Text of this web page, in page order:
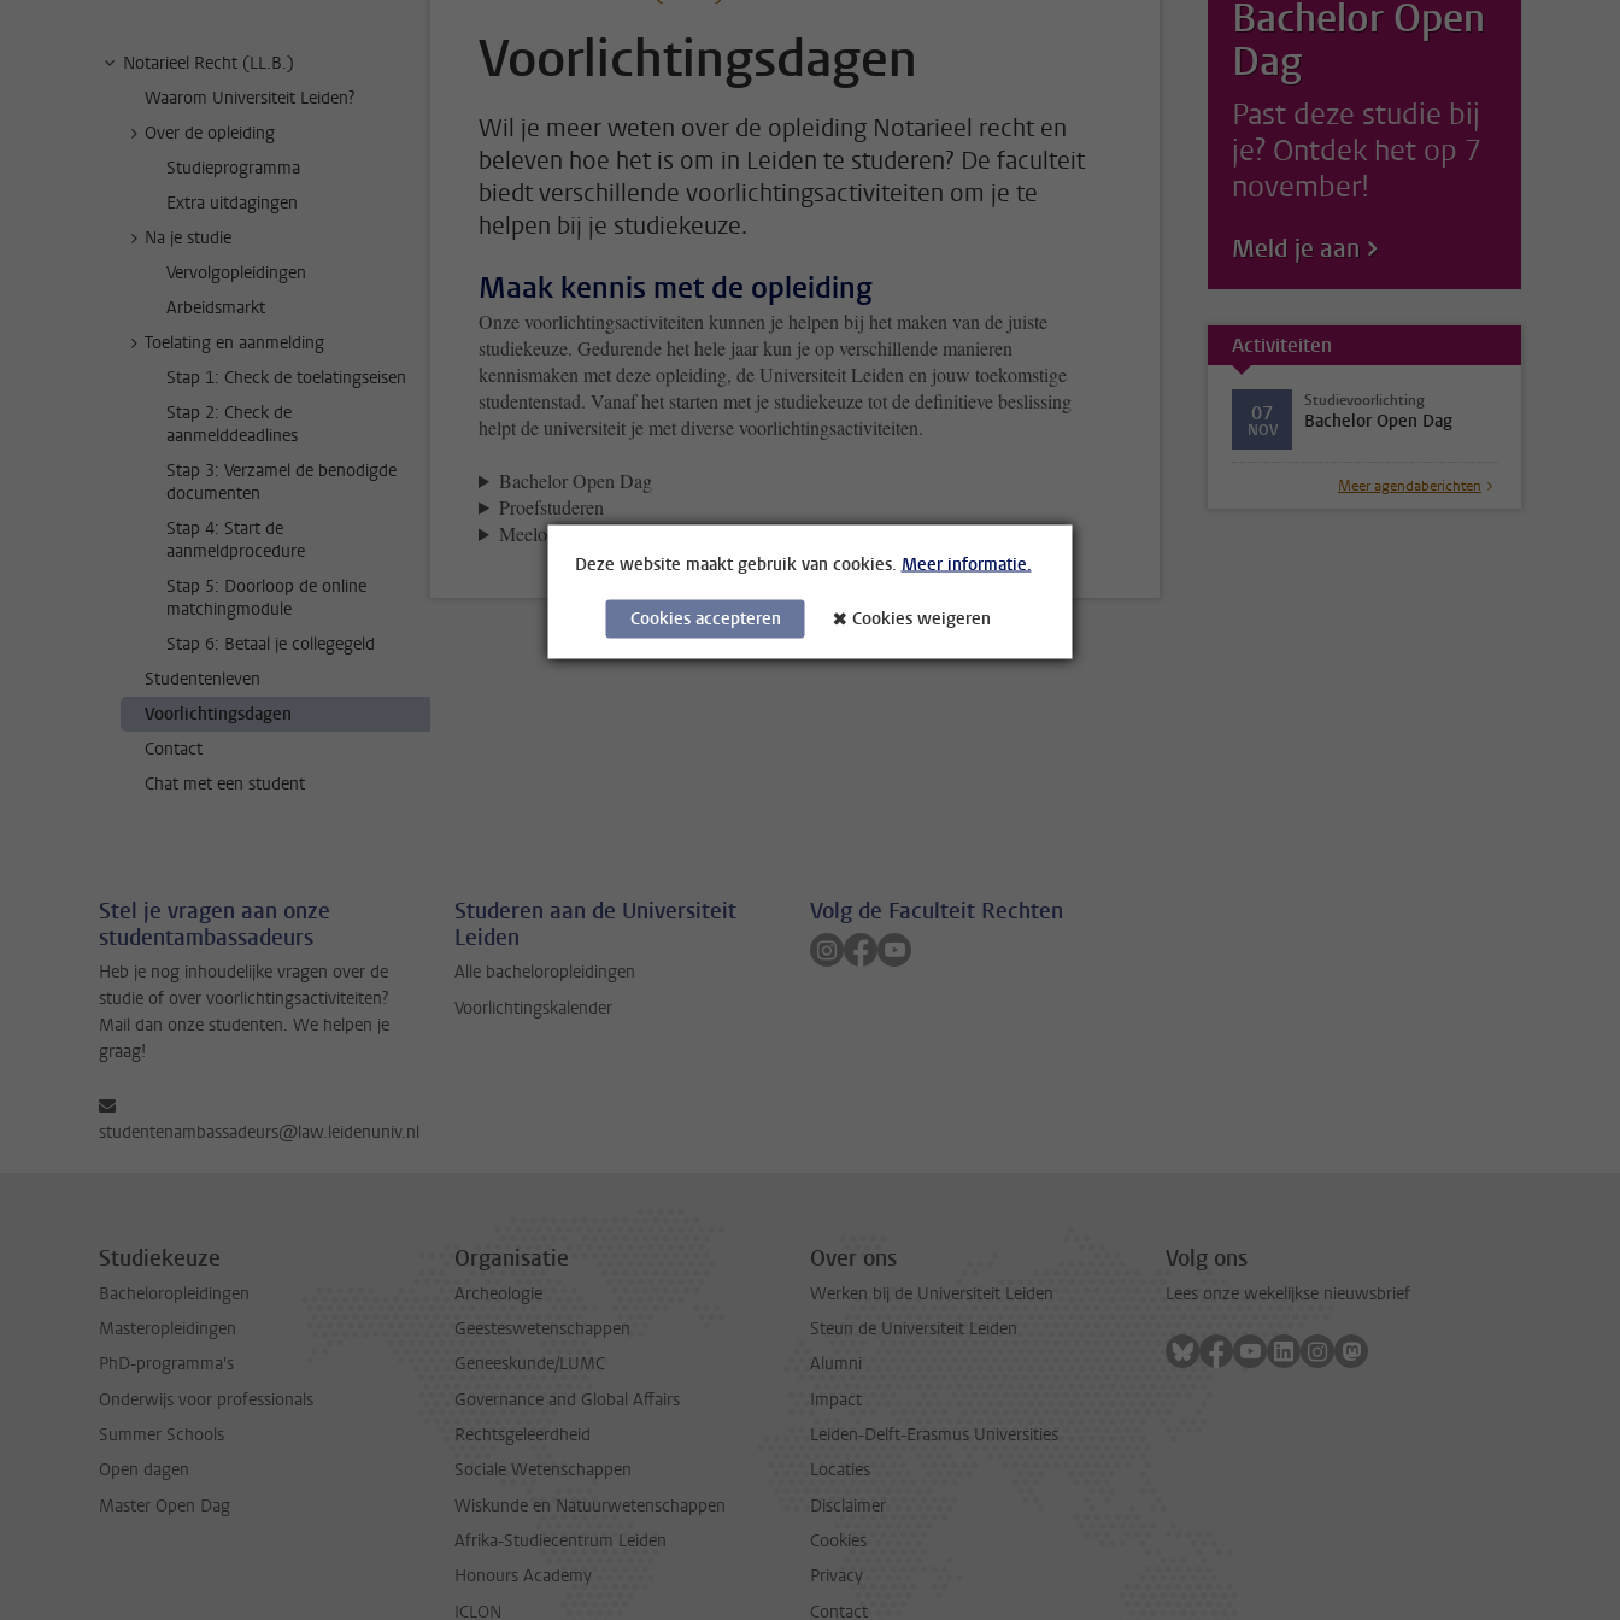
Notarieel Recht (LL.B.)
Waarom Universiteit Leiden?
Over de opleiding
Studieprogramma
Extra uitdagingen
Na je studie
Vervolgopleidingen
Arbeidsmarkt
Toelating en aanmelding
Stap 1: Check de toelatingseisen
Stap 2: Check de
aanmelddeadlines
Stap 3: Verzamel de benodigde
documenten
Stap 4: Start de
aanmeldprocedure
Stap 5: Doorloop de online
matchingmodule
Stap 6: Betaal je collegegeld
Studentenleven
Voorlichtingsdagen
Contact
Chat met een student
Voorlichtingsdagen
Wil je meer weten over de opleiding Notarieel recht en
beleven hoe het is om in Leiden te studeren? De faculteit
biedt verschillende voorlichtingsactiviteiten om je te
helpen bij je studiekeuze.
Maak kennis met de opleiding
Onze voorlichtingsactiviteiten kunnen je helpen bij het maken van de juiste
studiekeuze. Gedurende het hele jaar kun je op verschillende manieren
kennismaken met deze opleiding, de Universiteit Leiden en jouw toekomstige
studentenstad. Vanaf het starten met je studiekeuze tot de definitieve beslissing
helpt de universiteit je met diverse voorlichtingsactiviteiten.
Bachelor Open Dag
Proefstuderen
Meeloopdagen
Bachelor Open
Dag
Past deze studie bij
je? Ontdek het op 7
november!
Meld je aan
Activiteiten
07
NOV
Studievoorlichting
Bachelor Open Dag
Meer agendaberichten
Stel je vragen aan onze
studentambassadeurs
Heb je nog inhoudelijke vragen over de
studie of over voorlichtingsactiviteiten?
Mail dan onze studenten. We helpen je
graag!
studentenambassadeurs@law.leidenuniv.nl
Studeren aan de Universiteit
Leiden
Alle bacheloropleidingen
Voorlichtingskalender
Volg de Faculteit Rechten
Volg ons op instagram
Volg ons op facebook
Volg ons op youtube
Studiekeuze
Bacheloropleidingen
Masteropleidingen
PhD-programma's
Onderwijs voor professionals
Summer Schools
Open dagen
Master Open Dag
Organisatie
Archeologie
Geesteswetenschappen
Geneeskunde/LUMC
Governance and Global Affairs
Rechtsgeleerdheid
Sociale Wetenschappen
Wiskunde en Natuurwetenschappen
Afrika-Studiecentrum Leiden
Honours Academy
ICLON
Over ons
Werken bij de Universiteit Leiden
Steun de Universiteit Leiden
Alumni
Impact
Leiden-Delft-Erasmus Universities
Locaties
Disclaimer
Cookies
Privacy
Contact
Volg ons
Lees onze wekelijkse nieuwsbrief
Volg ons op bluesky
Volg ons op facebook
Volg ons op youtube
Volg ons op linkedin
Volg ons op instagram
Volg ons op mastodon
Deze website maakt gebruik van cookies. Meer informatie.
Cookies accepteren Cookies weigeren